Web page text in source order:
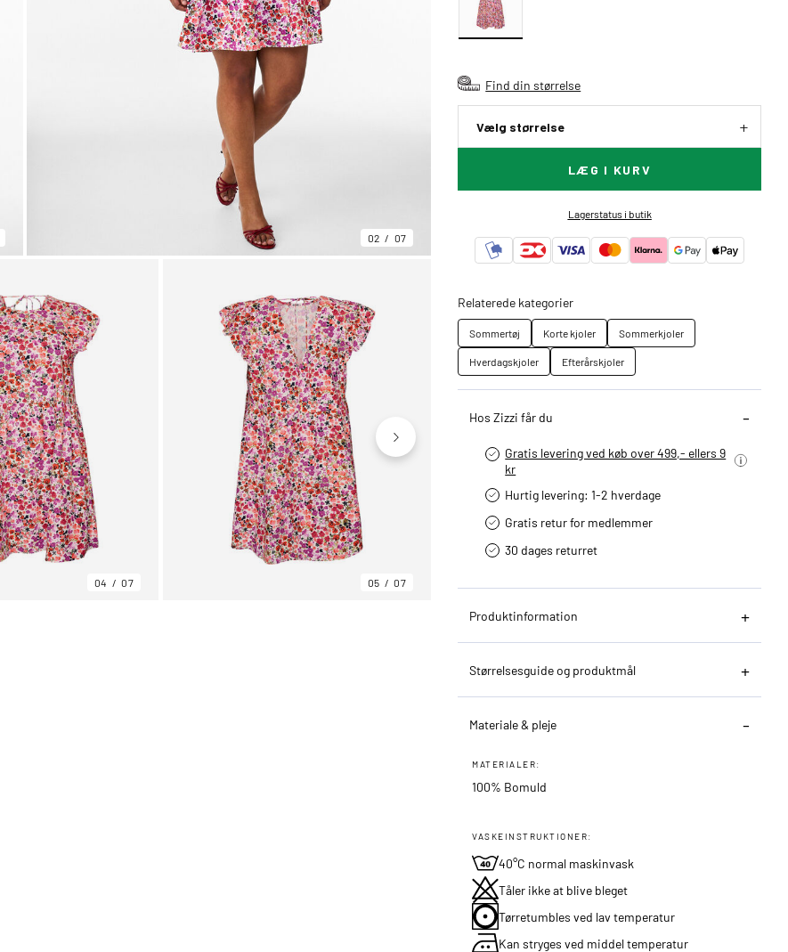
02 07
04 07 05 07
Find din størrelse
Vælg størrelse
LÆG I KURV
Lagerstatus i butik
Relaterede kategorier
Sommertøj Korte kjoler
Sommerkjoler
Hverdagskjoler
Efterårskjoler
Hos Zizzi får du
Gratis levering ved køb over 499,- ellers 9
kr
Hurtig levering­: 1-2 hverdage
Gratis retur for medlemmer
30 dages returret
Produktinformation
Størrelsesguide og produktmål
Materiale & pleje
MATERIALER:
100% Bomuld
VASKEINSTRUKTIONER:
40°C normal maskinvask
Tåler ikke at blive bleget
Tørretumbles ved lav temperatur
Kan stryges ved middel temperatur